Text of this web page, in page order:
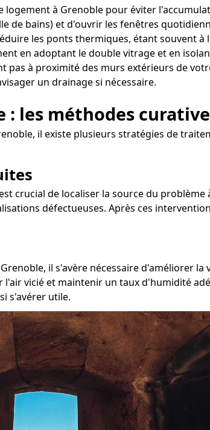
à Grenoble pour éviter
de bains) et d'ouvrir les fenêtres
les ponts thermiques, étant souvent
en adoptant le double vitrage et en
pas à proximité des murs extérieurs de
un drainage si nécessaire.
: les méthodes
il existe plusieurs stratégies de
crucial de localiser la source du problème
défectueuses. Après ces
il s'avère nécessaire d'améliorer la
vicié et maintenir un taux d'humidité
s'avérer utile.